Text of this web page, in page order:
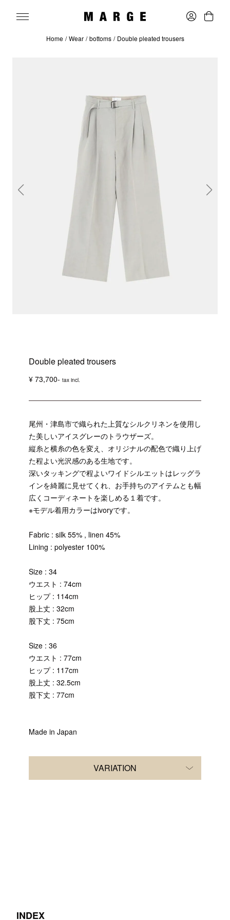
Home Wear bottoms Double pleated trousers
Double pleated trousers
¥ 73,700- tax incl.
尾州・津島市で織られた上質なシルクリネンを使用し
た美しいアイスグレーのトラウザーズ。
縦糸と横糸の色を変え、オリジナルの配色で織り上げ
た程よい光沢感のある生地です。
深いタッキングで程よいワイドシルエットはレッグラ
インを綺麗に見せてくれ、お手持ちのアイテムとも幅
広くコーディネートを楽しめる１着です。
※モデル着用カラーはivoryです。
Fabric : silk 55% , linen 45%
Lining : polyester 100%
Size : 34
ウエスト : 74cm
ヒップ : 114cm
股上丈 : 32cm
股下丈 : 75cm
Size : 36
ウエスト : 77cm
ヒップ : 117cm
股上丈 : 32.5cm
股下丈 : 77cm
Made in Japan
VARIATION
INDEX